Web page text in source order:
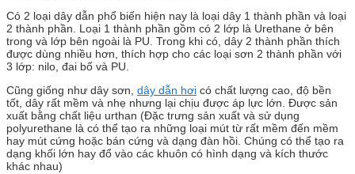
Có 2 loại dây dẫn phổ biến hiện nay là loại dây 1 thành phần và loại
2 thành phần. Loại 1 thành phần gồm có 2 lớp là Urethane ở bên
trong và lớp bên ngoài là PU. Trong khi có, dây 2 thành phần thích
được dùng nhiều hơn, thích hợp cho các loại sơn 2 thành phần với
3 lớp: nilo, đai bố và PU.
Cũng giống như dây sơn, dây dẫn hơi có chất lượng cao, độ bền
tốt, dây rất mềm và nhẹ nhưng lại chịu được áp lực lớn. Được sản
xuất bằng chất liệu urthan (Đặc trưng sản xuất và sử dụng
polyurethane là có thể tạo ra những loại mút từ rất mềm đến mềm
hay mút cứng hoặc bán cứng và dạng đàn hồi. Chúng có thể tạo ra
dạng khối lớn hay đổ vào các khuôn có hình dạng và kích thước
khác nhau)